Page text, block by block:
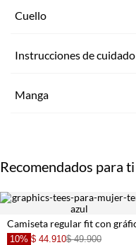
Cuello
Instrucciones de cuidado
Manga
Recomendados para ti
10% $ 44.910$ 49.900